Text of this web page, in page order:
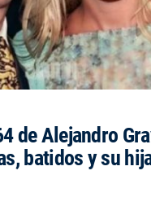
de Alejandro
batidos y su